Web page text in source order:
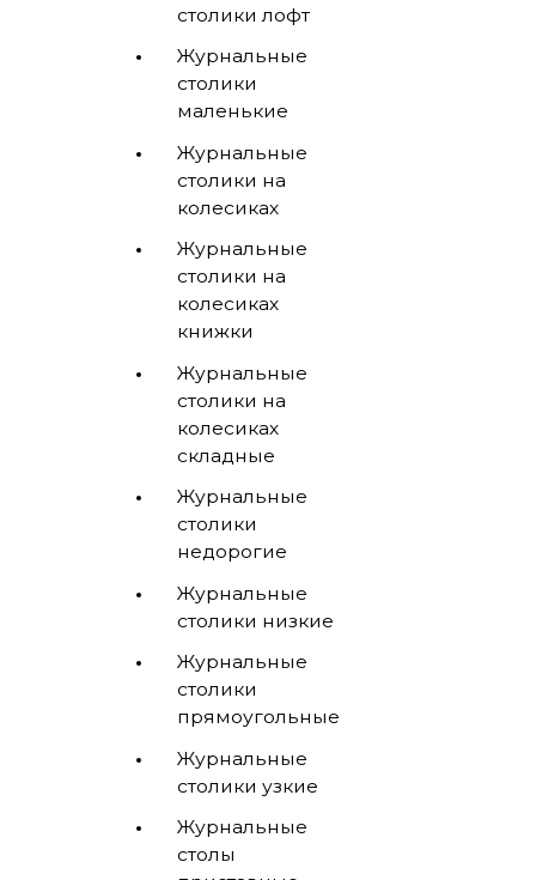
столики лофт
Журнальные
столики
маленькие
Журнальные
столики на
колесиках
Журнальные
столики на
колесиках
книжки
Журнальные
столики на
колесиках
складные
Журнальные
столики
недорогие
Журнальные
столики низкие
Журнальные
столики
прямоугольные
Журнальные
столики узкие
Журнальные
столы